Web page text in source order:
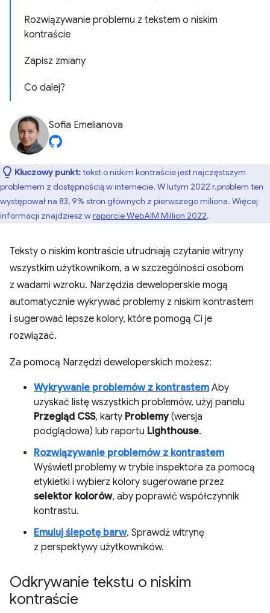
Rozwiązywanie problemu z tekstem o niskim
kontraście
Zapisz zmiany
Co dalej?
Sofia Emelianova
Kluczowy punkt:tekst o niskim kontraście jest najczęstszym
problemem z dostępnością w internecie. W lutym 2022 r.problem ten
występował na 83, 9% stron głównych z pierwszego miliona. Więcej
informacji znajdziesz wraporcie WebAIM Million 2022.
Teksty o niskim kontraście utrudniają czytanie witryny
wszystkim użytkownikom, a w szczególności osobom
z wadami wzroku. Narzędzia deweloperskie mogą
automatycznie wykrywać problemy z niskim kontrastem
i sugerować lepsze kolory, które pomogą Ci je
rozwiązać.
Za pomocą Narzędzi deweloperskich możesz:
Wykrywanie problemów z kontrastem Aby
uzyskać listę wszystkich problemów, użyj panelu
Przegląd CSS, karty Problemy(wersja
podglądowa) lub raportu Lighthouse.
Rozwiązywanie problemów z kontrastem
Wyświetl problemy w trybie inspektora za pomocą
etykietki i wybierz kolory sugerowane przez
selektor kolorów, aby poprawić współczynnik
kontrastu.
Emuluj ślepotę barw. Sprawdź witrynę
z perspektywy użytkowników.
Odkrywanie tekstu o niskim
kontraście